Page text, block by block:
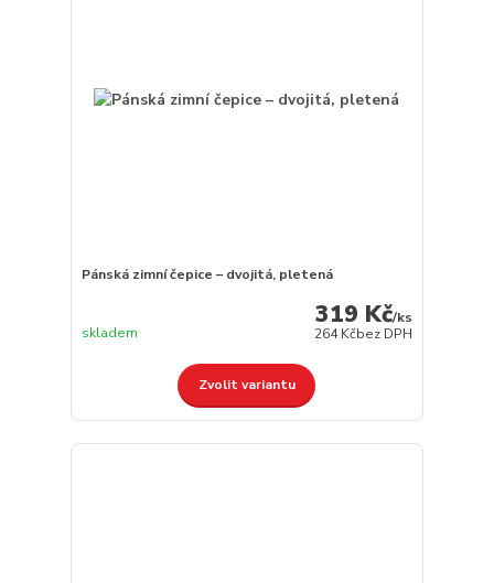
Pánská zimní čepice – dvojitá, pletená
319 Kč/ks
264 Kčbez DPH
skladem
Zvolit variantu